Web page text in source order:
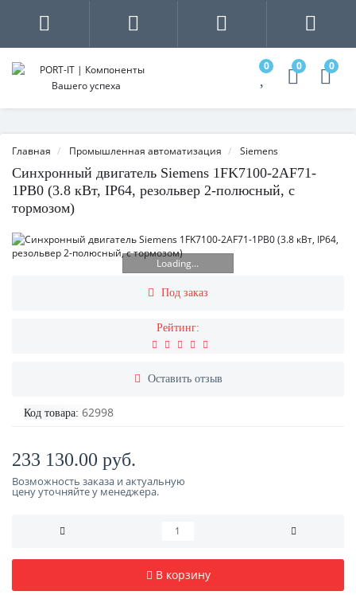
0 0 0
Главная Промышленная автоматизация Siemens
Синхронный двигатель Siemens 1FK7100-2AF71-
1PB0 (3.8 кВт, IP64, резольвер 2-полюсный, с
тормозом)
Loading...
Под заказ
Рейтинг:
Оставить отзыв
Код товара: 62998
233 130.00 руб.
Возможность заказа и актуальную
цену уточняйте у менеджера.
В корзину